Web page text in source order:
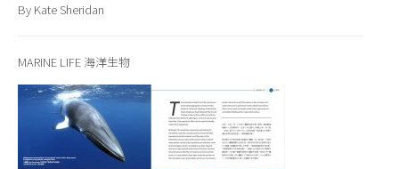
By Kate Sheridan
MARINE LIFE 海洋生物